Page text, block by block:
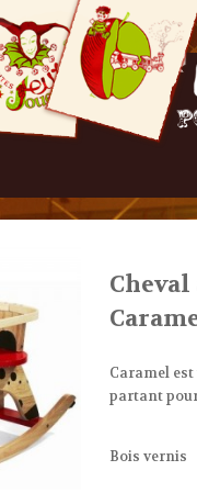
Cheval
Caramel
partant
Bois vernis